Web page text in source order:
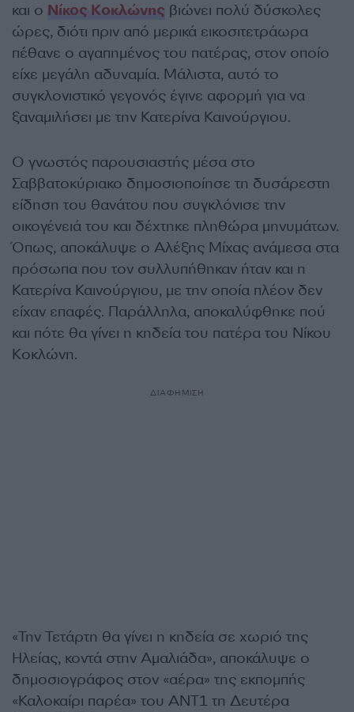
και ο Νίκος Κοκλώνης βιώνει πολύ δύσκολες
ώρες, διότι πριν από μερικά εικοσιτετράωρα
πέθανε ο αγαπημένος του πατέρας, στον οποίο
είχε μεγάλη αδυναμία. Μάλιστα, αυτό το
συγκλονιστικό γεγονός έγινε αφορμή για να
ξαναμιλήσει με την Κατερίνα Καινούργιου.
Ο γνωστός παρουσιαστής μέσα στο
Σαββατοκύριακο δημοσιοποίησε τη δυσάρεστη
είδηση του θανάτου που συγκλόνισε την
οικογένειά του και δέχτηκε πληθώρα μηνυμάτων.
Όπως, αποκάλυψε ο Αλέξης Μίχας ανάμεσα στα
πρόσωπα που τον συλλυπήθηκαν ήταν και η
Κατερίνα Καινούργιου, με την οποία πλέον δεν
είχαν επαφές. Παράλληλα, αποκαλύφθηκε πού
και πότε θα γίνει η κηδεία του πατέρα του Νίκου
Κοκλώνη.
ΔΙΑΦΗΜΙΣΗ
«Την Τετάρτη θα γίνει η κηδεία σε χωριό της
Ηλείας, κοντά στην Αμαλιάδα», αποκάλυψε ο
δημοσιογράφος στον «αέρα» της εκπομπής
«Καλοκαίρι παρέα» του ΑΝΤ1 τη Δευτέρα